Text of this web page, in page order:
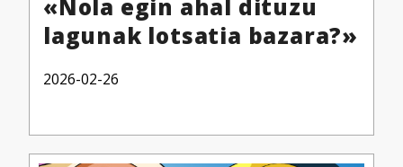
«Nola egin ahal dituzu
lagunak lotsatia bazara?»
2026-02-26